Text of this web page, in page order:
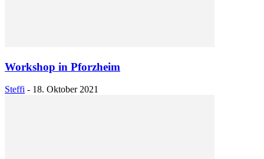
Workshop in Pforzheim
Steffi - 18. Oktober 2021